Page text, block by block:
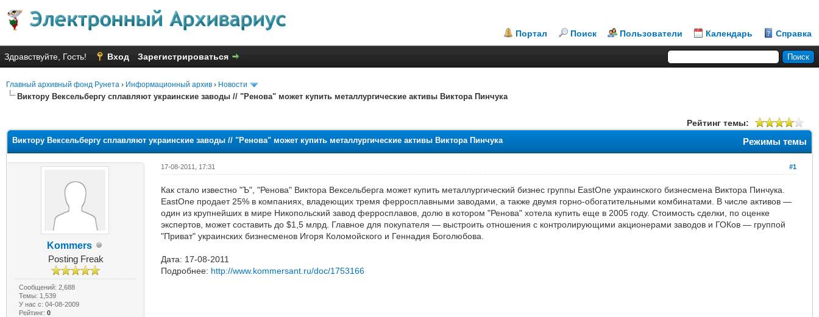
Портал Поиск Пользователи Календарь Справка
Здравствуйте, Гость! Вход Зарегистрироваться
Главный архивный фонд Рунета › Информационный архив › Новости
Виктору Вексельбергу сплавляют украинские заводы // "Ренова" может купить металлургические активы Виктора Пинчука
Рейтинг темы:
Режимы темы
Виктору Вексельбергу сплавляют украинские заводы // "Ренова" может купить металлургические активы Виктора Пинчука
Kommers
Posting Freak
Сообщений: 2,688
Темы: 1,539
У нас с: 04-08-2009
Рейтинг:0
#1
17-08-2011, 17:31
Как стало известно "Ъ", "Ренова" Виктора Вексельберга может купить металлургический бизнес группы EastOne украинского бизнесмена Виктора Пинчука.
EastOne продает 25% в компаниях, владеющих тремя ферросплавными заводами, а также двумя горно-обогатительными комбинатами. В числе активов —
один из крупнейших в мире Никопольский завод ферросплавов, долю в котором "Ренова" хотела купить еще в 2005 году. Стоимость сделки, по оценке
экспертов, может составить до $1,5 млрд. Главное для покупателя — выстроить отношения с контролирующими акционерами заводов и ГОКов — группой
"Приват" украинских бизнесменов Игоря Коломойского и Геннадия Боголюбова.
Дата: 17-08-2011
Подробнее: http://www.kommersant.ru/doc/1753166